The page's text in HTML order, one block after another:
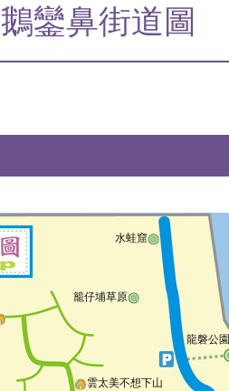
鵝鑾鼻街道圖
龍磐公園
水蛙窟
籠仔埔草原
雲太美不想下山